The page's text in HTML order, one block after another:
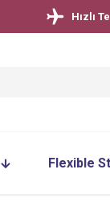
Hızlı
Flexible